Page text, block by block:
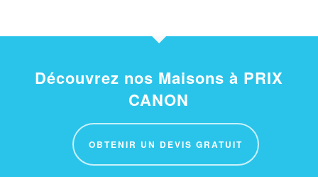
Découvrez nos Maisons à PRIX
CANON
OBTENIR UN DEVIS GRATUIT